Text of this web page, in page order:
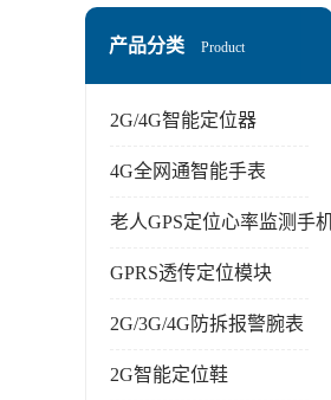
产品分类 Product
2G/4G智能定位器
4G全网通智能手表
老人GPS定位心率监测手机
GPRS透传定位模块
2G/3G/4G防拆报警腕表
2G智能定位鞋